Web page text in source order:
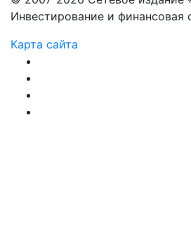
Инвестирование и финансовая
Карта сайта